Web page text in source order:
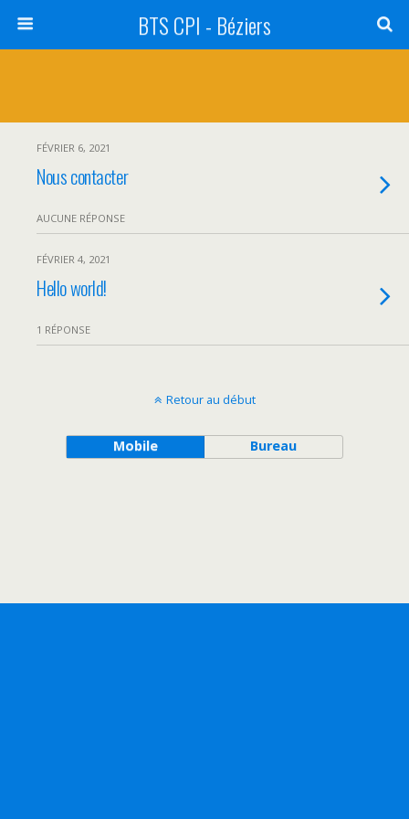
BTS CPI - Béziers
FÉVRIER 6, 2021
Nous contacter
AUCUNE RÉPONSE
FÉVRIER 4, 2021
Hello world!
1 RÉPONSE
Retour au début
Mobile Bureau